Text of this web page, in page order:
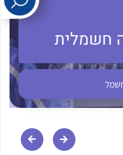
חשמלית